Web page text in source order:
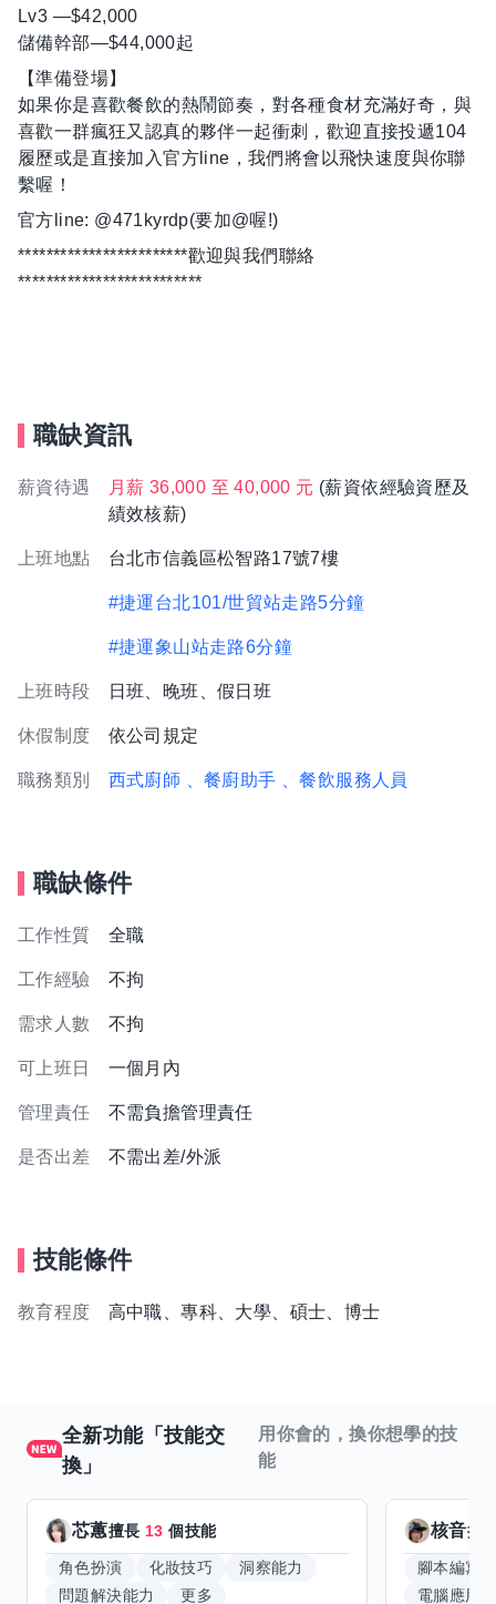
Lv3 —$42,000
儲備幹部—$44,000起
【準備登場】
如果你是喜歡餐飲的熱鬧節奏，對各種食材充滿好奇，與
喜歡一群瘋狂又認真的夥伴一起衝刺，歡迎直接投遞104
履歷或是直接加入官方line，我們將會以飛快速度與你聯
繫喔！
官方line: @471kyrdp(要加@喔!)
************************歡迎與我們聯絡
**************************
職缺資訊
薪資待遇 月薪 36,000 至 40,000 元 (薪資依經驗資歷及
績效核薪)
上班地點 台北市信義區松智路17號7樓
#捷運台北101/世貿站走路5分鐘
#捷運象山站走路6分鐘
上班時段 日班、晚班、假日班
休假制度 依公司規定
職務類別 西式廚師 、餐廚助手 、餐飲服務人員
職缺條件
工作性質 全職
工作經驗 不拘
需求人數 不拘
可上班日 一個月內
管理責任 不需負擔管理責任
是否出差 不需出差/外派
技能條件
教育程度 高中職、專科、大學、碩士、博士
全新功能「技能交
換」
用你會的，換你想學的技
能
芯蕙擅長 13 個技能
角色扮演 化妝技巧
洞察能力
問題解決能力
更多
核音擅
腳本編寫
電腦應用